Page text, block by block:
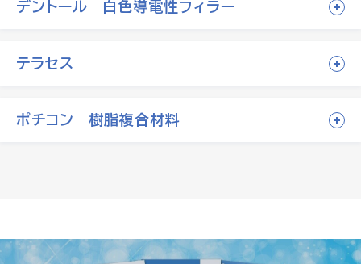
デントール 白色導電性フィラー
テラセス
ポチコン 樹脂複合材料